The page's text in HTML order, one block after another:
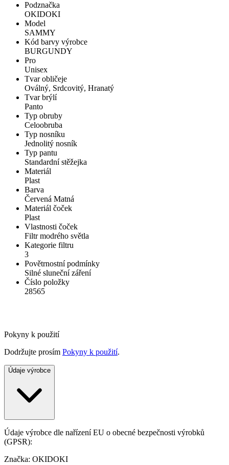
Podznačka
OKIDOKI
Model
SAMMY
Kód barvy výrobce
BURGUNDY
Pro
Unisex
Tvar obličeje
Oválný, Srdcovitý, Hranatý
Tvar brýlí
Panto
Typ obruby
Celoobruba
Typ nosníku
Jednolitý nosník
Typ pantu
Standardní stěžejka
Materiál
Plast
Barva
Červená Matná
Materiál čoček
Plast
Vlastnosti čoček
Filtr modrého světla
Kategorie filtru
3
Povětrnostní podmínky
Silné sluneční záření
Číslo položky
28565
Pokyny k použití
Dodržujte prosím Pokyny k použití.
Údaje výrobce
Údaje výrobce dle nařízení EU o obecné bezpečnosti výrobků
(GPSR):
Značka: OKIDOKI